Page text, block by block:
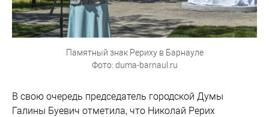
Памятный знак Рериху в Барнауле
Фото: duma-barnaul.ru
В свою очередь председатель городской Думы
Галины Буевич отметила, что Николай Рерих